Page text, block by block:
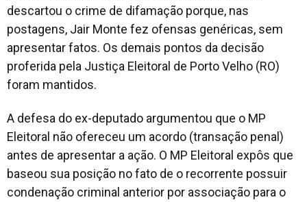
descartou o crime de difamação porque, nas
postagens, Jair Monte fez ofensas genéricas, sem
apresentar fatos. Os demais pontos da decisão
proferida pela Justiça Eleitoral de Porto Velho (RO)
foram mantidos.
A defesa do ex-deputado argumentou que o MP
Eleitoral não ofereceu um acordo (transação penal)
antes de apresentar a ação. O MP Eleitoral expôs que
baseou sua posição no fato de o recorrente possuir
condenação criminal anterior por associação para o